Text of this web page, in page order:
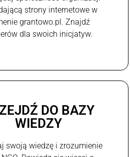
strony internetowe w
grantowo.pl. Znajdź
dla swoich inicjatyw.
DO BAZY
WIEDZY
swoją wiedzę i zrozumienie